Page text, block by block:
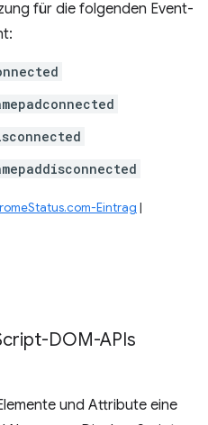
für die folgenden Event-
Eintrag |
DOM-APIs
und Attribute eine